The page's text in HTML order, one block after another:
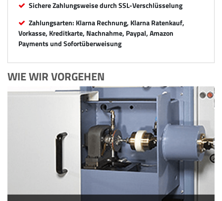
Sichere Zahlungsweise durch SSL-Verschlüsselung
Zahlungsarten: Klarna Rechnung, Klarna Ratenkauf,
Vorkasse, Kreditkarte, Nachnahme, Paypal, Amazon
Payments und Sofortüberweisung
WIE WIR VORGEHEN